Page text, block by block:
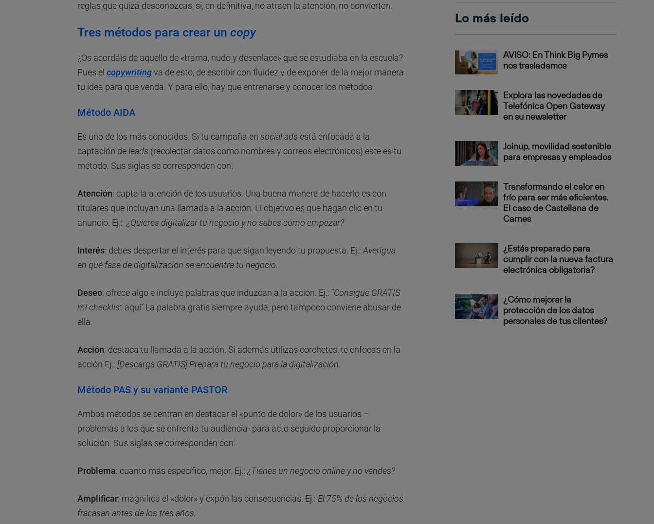
reglas que quizá desconozcas, si, en definitiva, no atraen la atención, no convierten.
Tres métodos para crear un copy
¿Os acordáis de aquello de «trama, nudo y desenlace» que se estudiaba en la escuela?
Pues el copywritingva de esto, de escribir con fluidez y de exponer de la mejor manera
tu idea para que venda. Y para ello, hay que entrenarse y conocer los métodos.
Método AIDA
Es uno de los más conocidos. Si tu campaña en social ads está enfocada a la
captación deleads (recolectar datos como nombres y correos electrónicos) este es tu
método. Sus siglas se corresponden con:
Atención: capta la atención de los usuarios. Una buena manera de hacerlo es con
titulares que incluyan una llamada a la acción. El objetivo es que hagan clic en tu
anuncio. Ej.: ¿Quieres digitalizar tu negocio y no sabes cómo empezar?
Interés: debes despertar el interés para que sigan leyendo tu propuesta. Ej.:Averigua
en qué fase de digitalización se encuentra tu negocio.
Deseo: ofrece algo e incluye palabras que induzcan a la acción. Ej.: “Consigue GRATIS
mi checklist aquí” La palabra gratis siempre ayuda, pero tampoco conviene abusar de
ella.
Acción: destaca tu llamada a la acción. Si además utilizas corchetes, te enfocas en la
acción Ej.: [Descarga GRATIS] Prepara tu negocio para la digitalización.
Método PAS y su variante PASTOR
Ambos métodos se centran en destacar el «punto de dolor» de los usuarios –
problemas a los que se enfrenta tu audiencia- para acto seguido proporcionar la
solución. Sus siglas se corresponden con:
Problema: cuanto más específico, mejor. Ej.: ¿Tienes un negocio online y no vendes?
Amplificar: magnifica el «dolor» y expón las consecuencias. Ej.: El 75% de los negocios
fracasan antes de los tres años.
Lo más leído
AVISO: En Think Big Pymes
nos trasladamos
Explora las novedades de
Telefónica Open Gateway
en su newsletter
Joinup, movilidad sostenible
para empresas y empleados
Transformando el calor en
frío para ser más eficientes.
El caso de Castellana de
Carnes
¿Estás preparado para
cumplir con la nueva factura
electrónica obligatoria?
¿Cómo mejorar la
protección de los datos
personales de tus clientes?